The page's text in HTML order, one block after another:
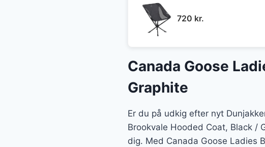
720 kr.
Canada Goose
Graphite
Er du på udkig efter nyt
Brookvale Hooded Coat, Black /
dig. Med Canada Goose Ladies